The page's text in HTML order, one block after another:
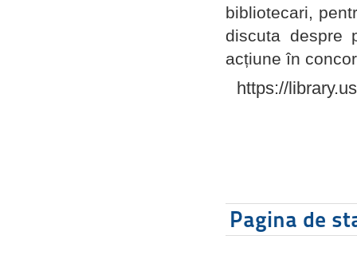
bibliotecari,
discuta despre
acțiune în
https://
Pagina de